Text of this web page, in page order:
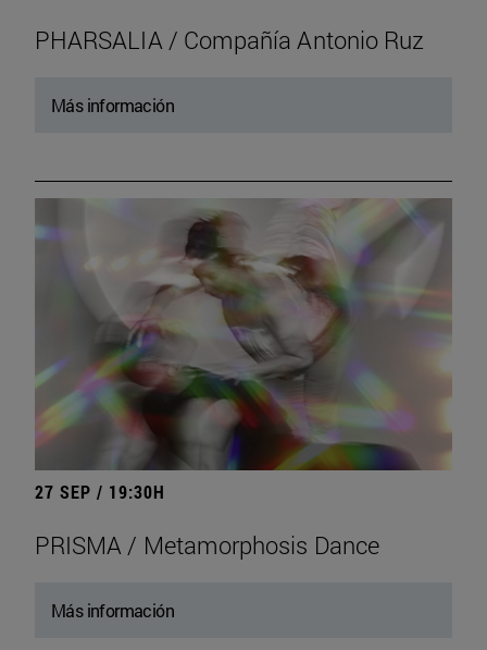
PHARSALIA / Compañía Antonio Ruz
Más información
27 SEP / 19:30H
PRISMA / Metamorphosis Dance
Más información